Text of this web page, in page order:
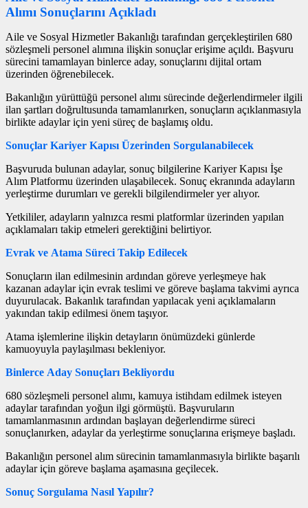
Alımı Sonuçlarını Açıkladı
Aile ve Sosyal Hizmetler Bakanlığı tarafından gerçekleştirilen 680
sözleşmeli personel alımına ilişkin sonuçlar erişime açıldı. Başvuru
sürecini tamamlayan binlerce aday, sonuçlarını dijital ortam
üzerinden öğrenebilecek.
Bakanlığın yürüttüğü personel alımı sürecinde değerlendirmeler ilgili
ilan şartları doğrultusunda tamamlanırken, sonuçların açıklanmasıyla
birlikte adaylar için yeni süreç de başlamış oldu.
Sonuçlar Kariyer Kapısı Üzerinden Sorgulanabilecek
Başvuruda bulunan adaylar, sonuç bilgilerine Kariyer Kapısı İşe
Alım Platformu üzerinden ulaşabilecek. Sonuç ekranında adayların
yerleştirme durumları ve gerekli bilgilendirmeler yer alıyor.
Yetkililer, adayların yalnızca resmi platformlar üzerinden yapılan
açıklamaları takip etmeleri gerektiğini belirtiyor.
Evrak ve Atama Süreci Takip Edilecek
Sonuçların ilan edilmesinin ardından göreve yerleşmeye hak
kazanan adaylar için evrak teslimi ve göreve başlama takvimi ayrıca
duyurulacak. Bakanlık tarafından yapılacak yeni açıklamaların
yakından takip edilmesi önem taşıyor.
Atama işlemlerine ilişkin detayların önümüzdeki günlerde
kamuoyuyla paylaşılması bekleniyor.
Binlerce Aday Sonuçları Bekliyordu
680 sözleşmeli personel alımı, kamuya istihdam edilmek isteyen
adaylar tarafından yoğun ilgi görmüştü. Başvuruların
tamamlanmasının ardından başlayan değerlendirme süreci
sonuçlanırken, adaylar da yerleştirme sonuçlarına erişmeye başladı.
Bakanlığın personel alım sürecinin tamamlanmasıyla birlikte başarılı
adaylar için göreve başlama aşamasına geçilecek.
Sonuç Sorgulama Nasıl Yapılır?